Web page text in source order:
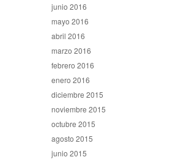
junio 2016
mayo 2016
abril 2016
marzo 2016
febrero 2016
enero 2016
diciembre 2015
noviembre 2015
octubre 2015
agosto 2015
junio 2015